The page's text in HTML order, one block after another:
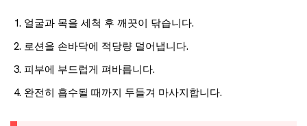
얼굴과 목을 세척 후 깨끗이 닦습니다.
로션을 손바닥에 적당량 덜어냅니다.
피부에 부드럽게 펴바릅니다.
완전히 흡수될 때까지 두들겨 마사지합니다.